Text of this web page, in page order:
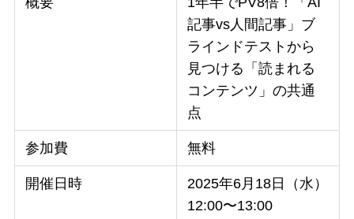
記事vs人間記事」ブ
ラインドテストから
見つける「読まれる
コンテンツ」の共通
点
参加費 無料
開催日時
2025年6月18日（水）
12:00〜13:00